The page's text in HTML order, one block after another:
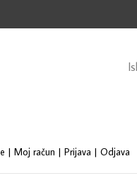
store
| Moj račun | Prijava | Odjava